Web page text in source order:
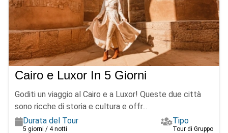
Cairo e Luxor In 5 Giorni
Goditi un viaggio al Cairo e a Luxor! Queste due città
sono ricche di storia e cultura e offr...
Durata del Tour
5 giorni / 4 notti
Tipo
Tour di Gruppo